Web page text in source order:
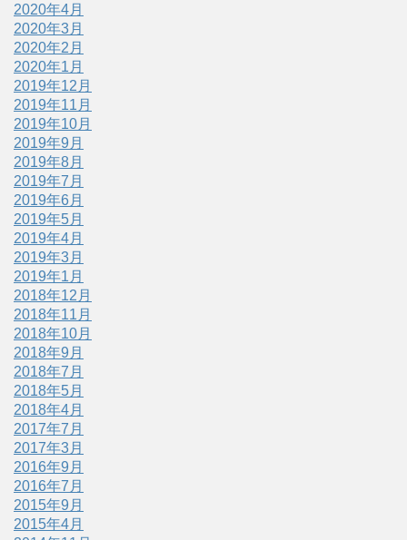
2020年4月
2020年3月
2020年2月
2020年1月
2019年12月
2019年11月
2019年10月
2019年9月
2019年8月
2019年7月
2019年6月
2019年5月
2019年4月
2019年3月
2019年1月
2018年12月
2018年11月
2018年10月
2018年9月
2018年7月
2018年5月
2018年4月
2017年7月
2017年3月
2016年9月
2016年7月
2015年9月
2015年4月